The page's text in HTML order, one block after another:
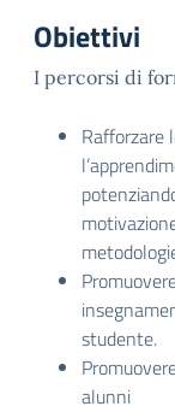
Obiettivi
I percorsi di
Rafforzare
studente.
alunni